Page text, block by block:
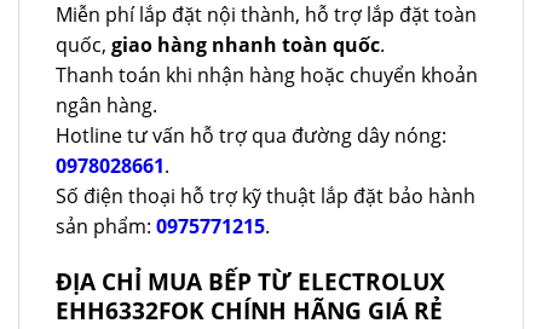
Miễn phí lắp đặt nội thành, hỗ trợ lắp đặt toàn
quốc, giao hàng nhanh toàn quốc.
Thanh toán khi nhận hàng hoặc chuyển khoản
ngân hàng.
Hotline tư vấn hỗ trợ qua đường dây nóng:
0978028661.
Số điện thoại hỗ trợ kỹ thuật lắp đặt bảo hành
sản phẩm: 0975771215.
ĐỊA CHỈ MUA BẾP TỪ ELECTROLUX
EHH6332FOK CHÍNH HÃNG GIÁ RẺ